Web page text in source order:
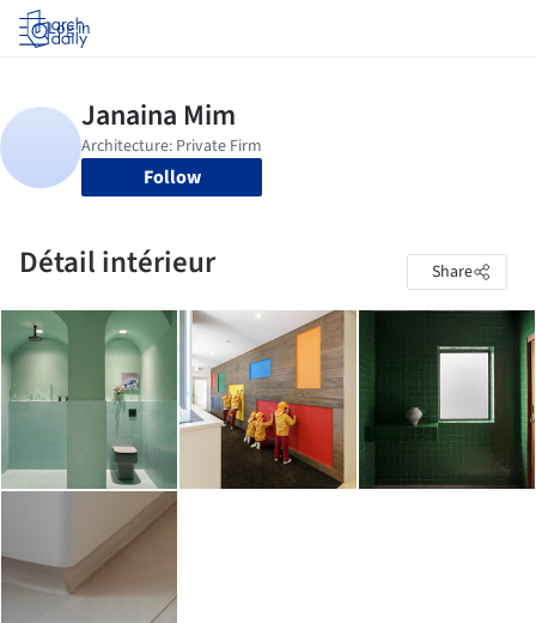
Log in
Follow
Détail intérieur Share